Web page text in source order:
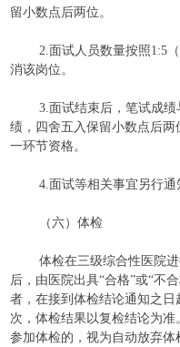
留小数点后两位。
2.面试人员数量按照1:5
消该岗位。
3.面试结束后，笔试成
绩，四舍五入保留小数点后
一环节资格。
4.面试等相关事宜另行通
（六）体检
体检在三级综合性医院
后，由医院出具“合格”或“不
者，在接到体检结论通知之
次，体检结果以复检结论为
参加体检的，视为自动放弃体